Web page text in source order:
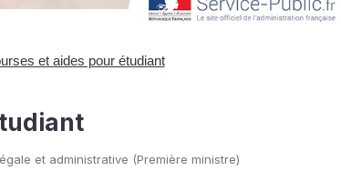
et aides pour étudiant
et administrative (Première ministre)